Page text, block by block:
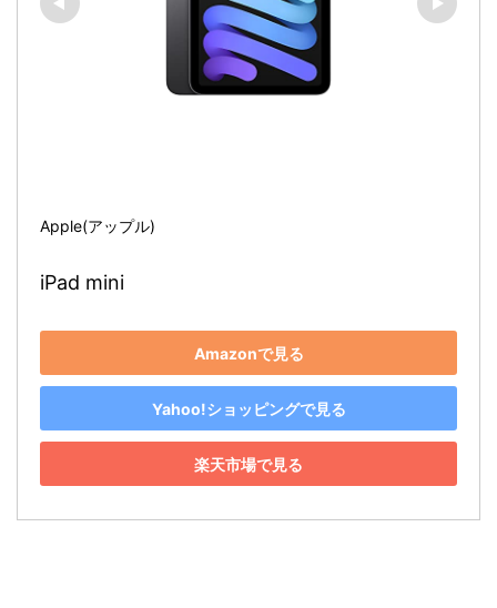
Apple(アップル)
iPad mini
Amazonで見る
Yahoo!ショッピングで見る
楽天市場で見る